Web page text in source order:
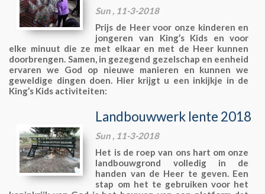
Sun , 11-3-2018
Prijs de Heer voor onze kinderen en
jongeren van King’s Kids en voor
elke minuut die ze met elkaar en met de Heer kunnen
doorbrengen. Samen, in gezegend gezelschap en eenheid
ervaren we God op nieuwe manieren en kunnen we
geweldige dingen doen. Hier krijgt u een inkijkje in de
King’s Kids activiteiten:
Landbouwwerk lente 2018
Sun , 11-3-2018
Het is de roep van ons hart om onze
landbouwgrond volledig in de
handen van de Heer te geven. Een
stap om het te gebruiken voor het